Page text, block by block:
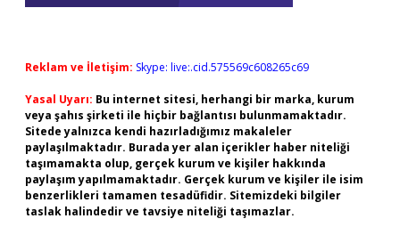
Reklam ve İletişim: Skype: live:.cid.575569c608265c69
Yasal Uyarı: Bu internet sitesi, herhangi bir marka, kurum
veya şahıs şirketi ile hiçbir bağlantısı bulunmamaktadır.
Sitede yalnızca kendi hazırladığımız makaleler
paylaşılmaktadır. Burada yer alan içerikler haber niteliği
taşımamakta olup, gerçek kurum ve kişiler hakkında
paylaşım yapılmamaktadır. Gerçek kurum ve kişiler ile isim
benzerlikleri tamamen tesadüfidir. Sitemizdeki bilgiler
taslak halindedir ve tavsiye niteliği taşımazlar.